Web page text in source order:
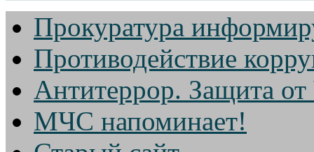
Прокуратура
Противодействие
Антитеррор. Защита
МЧС напоминает!